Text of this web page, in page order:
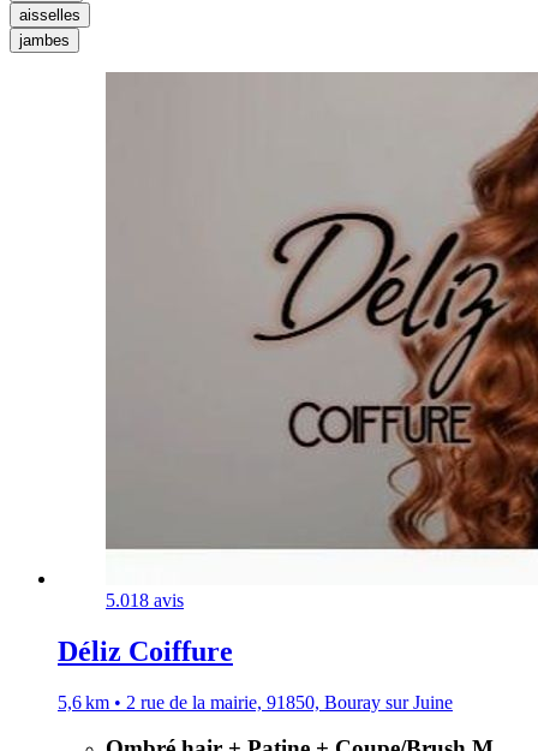
aisselles
jambes
5.018 avis
Déliz Coiffure
5,6 km • 2 rue de la mairie, 91850, Bouray sur Juine